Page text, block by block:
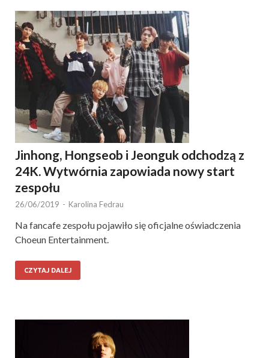
Jinhong, Hongseob i Jeonguk odchodzą z
24K. Wytwórnia zapowiada nowy start
zespołu
26/06/2019 - Karolina Fedrau
Na fancafe zespołu pojawiło się oficjalne oświadczenia
Choeun Entertainment.
CZYTAJ DALEJ